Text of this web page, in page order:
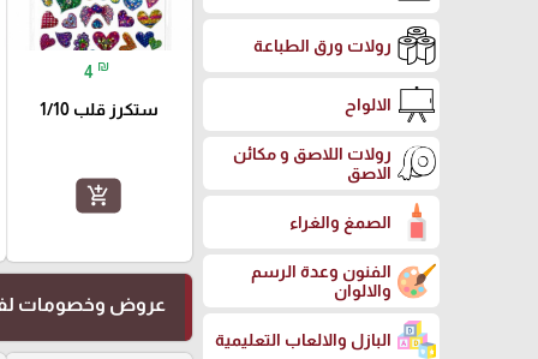
رولات ورق الطباعة
الالواح
رولات اللاصق و مكائن
الاصق
الصمغ والغراء
الفنون وعدة الرسم
والالوان
البازل والالعاب التعليمية
4 ₪
ستكرز قلب 1/10
add_shopping_cart
عروض وخصومات